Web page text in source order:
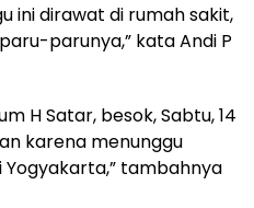
ini dirawat di rumah sakit,
parunya,” kata Andi P
H Satar, besok, Sabtu, 14
karena menunggu
tambahnya